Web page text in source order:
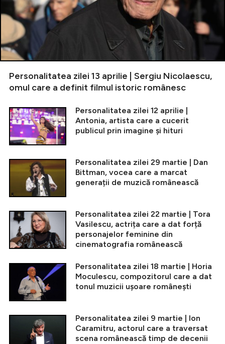
Personalitatea zilei 13 aprilie | Sergiu Nicolaescu,
omul care a definit filmul istoric românesc
Personalitatea zilei 12 aprilie |
Antonia, artista care a cucerit
publicul prin imagine și hituri
Personalitatea zilei 29 martie | Dan
Bittman, vocea care a marcat
generații de muzică românească
Personalitatea zilei 22 martie | Tora
Vasilescu, actrița care a dat forță
personajelor feminine din
cinematografia românească
Personalitatea zilei 18 martie | Horia
Moculescu, compozitorul care a dat
tonul muzicii ușoare românești
Personalitatea zilei 9 martie | Ion
Caramitru, actorul care a traversat
scena românească timp de decenii